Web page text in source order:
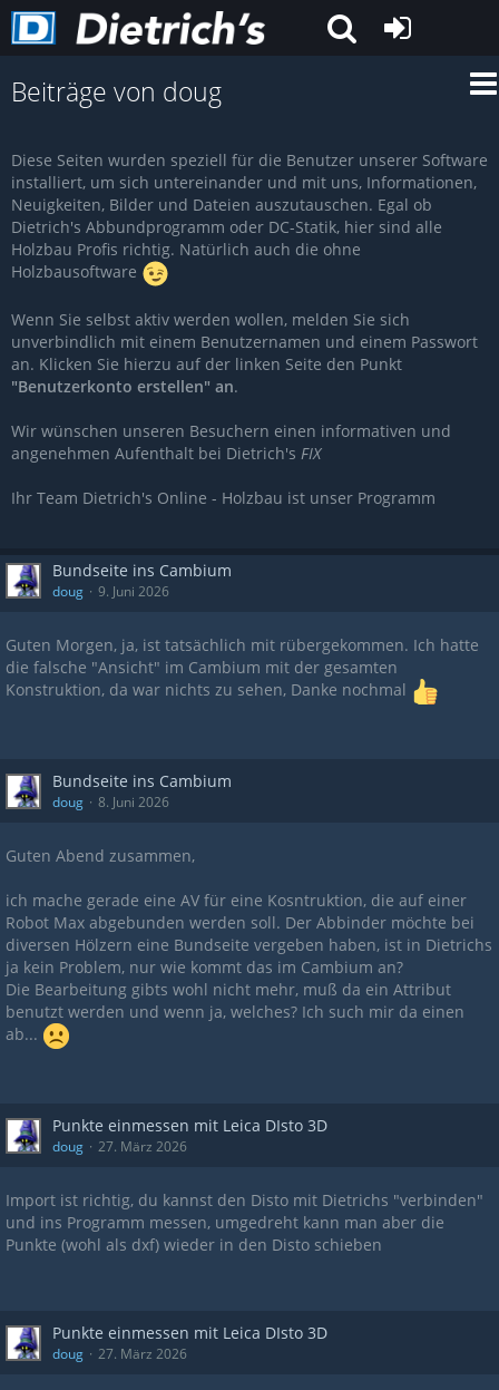
Beiträge von doug
Diese Seiten wurden speziell für die Benutzer unserer Software
installiert, um sich untereinander und mit uns, Informationen,
Neuigkeiten, Bilder und Dateien auszutauschen. Egal ob
Dietrich's Abbundprogramm oder DC-Statik, hier sind alle
Holzbau Profis richtig. Natürlich auch die ohne
Holzbausoftware
Wenn Sie selbst aktiv werden wollen, melden Sie sich
unverbindlich mit einem Benutzernamen und einem Passwort
an. Klicken Sie hierzu auf der linken Seite den Punkt
"Benutzerkonto erstellen" an.
Wir wünschen unseren Besuchern einen informativen und
angenehmen Aufenthalt bei Dietrich's FIX
Ihr Team Dietrich's Online - Holzbau ist unser Programm
Bundseite ins Cambium
doug 9. Juni 2026
Guten Morgen, ja, ist tatsächlich mit rübergekommen. Ich hatte
die falsche "Ansicht" im Cambium mit der gesamten
Konstruktion, da war nichts zu sehen, Danke nochmal
Bundseite ins Cambium
doug 8. Juni 2026
Guten Abend zusammen,
ich mache gerade eine AV für eine Kosntruktion, die auf einer
Robot Max abgebunden werden soll. Der Abbinder möchte bei
diversen Hölzern eine Bundseite vergeben haben, ist in Dietrichs
ja kein Problem, nur wie kommt das im Cambium an?
Die Bearbeitung gibts wohl nicht mehr, muß da ein Attribut
benutzt werden und wenn ja, welches? Ich such mir da einen
ab...
Punkte einmessen mit Leica DIsto 3D
doug 27. März 2026
Import ist richtig, du kannst den Disto mit Dietrichs "verbinden"
und ins Programm messen, umgedreht kann man aber die
Punkte (wohl als dxf) wieder in den Disto schieben
Punkte einmessen mit Leica DIsto 3D
doug 27. März 2026